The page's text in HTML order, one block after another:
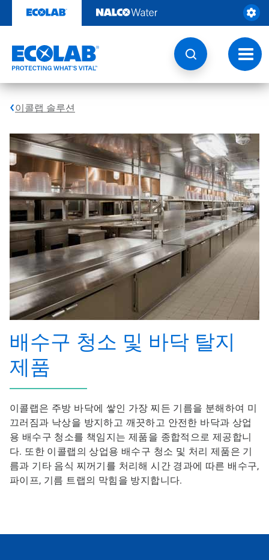
츠
기
토
글
내
비
이콜랩 솔루션
배수구 청소 및 바닥 탈지
제품
이콜랩은 주방 바닥에 쌓인 가장 찌든 기름을 분해하여 미
끄러짐과 낙상을 방지하고 깨끗하고 안전한 바닥과 상업
용 배수구 청소를 책임지는 제품을 종합적으로 제공합니
다. 또한 이콜랩의 상업용 배수구 청소 및 처리 제품은 기
름과 기타 음식 찌꺼기를 처리해 시간 경과에 따른 배수구,
파이프, 기름 트랩의 막힘을 방지합니다.